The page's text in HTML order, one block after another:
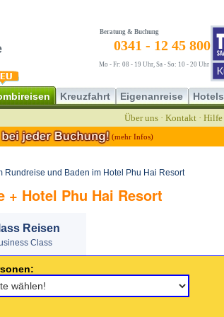
Beratung & Buchung
0341 - 12 45 800
Mo - Fr: 08 - 19 Uhr, Sa - So: 10 - 20 Uhr
Kreuzfahrt Eigenanreise Hotels
Über uns · Kontakt · Hilfe
(mehr Infos)
Rundreise und Baden im Hotel Phu Hai Resort
+ Hotel Phu Hai Resort
Reisen
Class